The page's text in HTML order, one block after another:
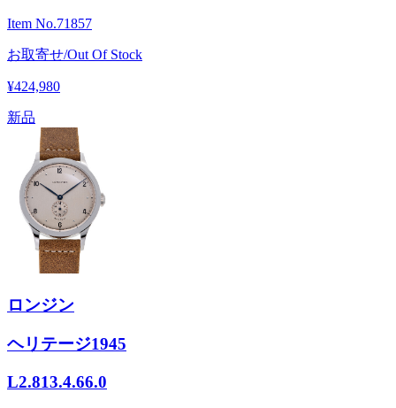
Item No.71857
お取寄せ/Out Of Stock
¥424,980
新品
ロンジン
ヘリテージ1945
L2.813.4.66.0